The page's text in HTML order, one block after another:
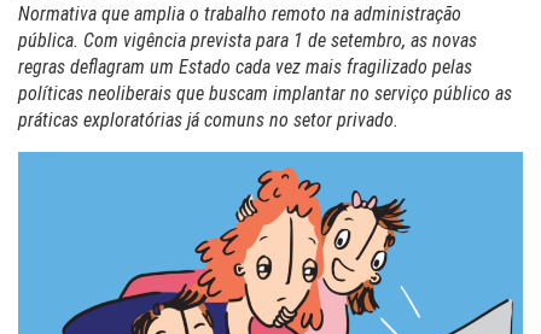
Normativa que amplia o trabalho remoto na administração
pública. Com vigência prevista para 1 de setembro, as novas
regras deflagram um Estado cada vez mais fragilizado pelas
políticas neoliberais que buscam implantar no serviço público as
práticas exploratórias já comuns no setor privado.